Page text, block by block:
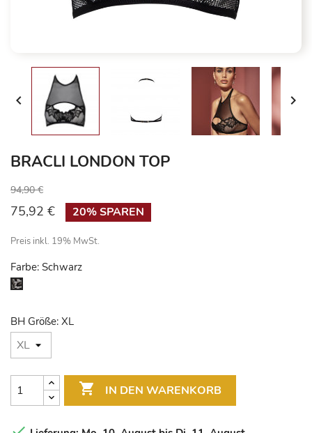
 
BRACLI LONDON TOP
94,90 €
75,92 € 20% SPAREN
Preis inkl. 19% MwSt.
Farbe: Schwarz
Schwarz
BH Größe: XL
 IN DEN WARENKORB